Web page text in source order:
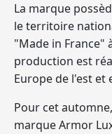
La marque
le territoire
"Made in France"
production est
Europe de l'est et
Pour cet
marque Armor